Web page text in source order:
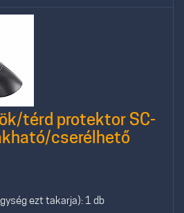
térd protektor SC-
cserélhető
ezt takarja): 1 db